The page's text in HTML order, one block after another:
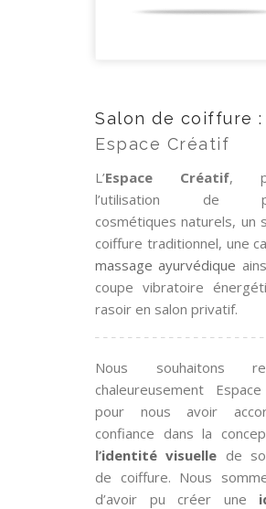
Salon de coiffure :
Espace Créatif
L’Espace Créatif,
l’utilisation de
cosmétiques naturels, un
coiffure traditionnel, une
massage ayurvédique
coupe vibratoire
rasoir en salon privatif.
Nous souhaitons
chaleureusement
pour nous avoir
confiance dans la
l’identité visuelle de
de coiffure. Nous
d’avoir pu créer une